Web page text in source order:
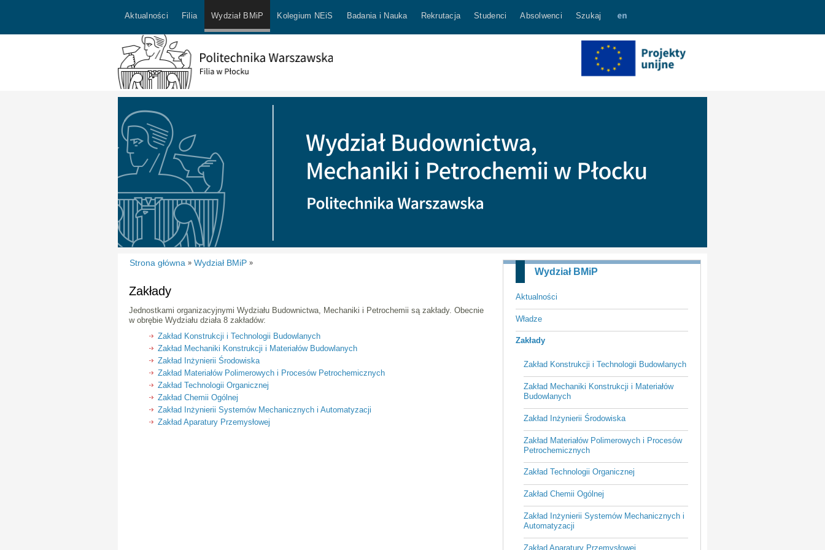
Aktualności Filia Wydział BMiP Kolegium NEiS Badania i Nauka Rekrutacja Studenci Absolwenci Szukaj
Wydział BMiP
Aktualności
Władze
Zakłady
Zakład Konstrukcji i Technologii Budowlanych
Zakład Mechaniki Konstrukcji i Materiałów
Budowlanych
Zakład Inżynierii Środowiska
Zakład Materiałów Polimerowych i Procesów
Petrochemicznych
Zakład Technologii Organicznej
Zakład Chemii Ogólnej
Zakład Inżynierii Systemów Mechanicznych i
Automatyzacji
Zakład Aparatury Przemysłowej
Strona główna » Wydział BMiP »
Zakłady
Jednostkami organizacyjnymi Wydziału Budownictwa, Mechaniki i Petrochemii są zakłady. Obecnie
w obrębie Wydziału działa 8 zakładów:
Zakład Konstrukcji i Technologii Budowlanych
Zakład Mechaniki Konstrukcji i Materiałów Budowlanych
Zakład Inżynierii Środowiska
Zakład Materiałów Polimerowych i Procesów Petrochemicznych
Zakład Technologii Organicznej
Zakład Chemii Ogólnej
Zakład Inżynierii Systemów Mechanicznych i Automatyzacji
Zakład Aparatury Przemysłowej